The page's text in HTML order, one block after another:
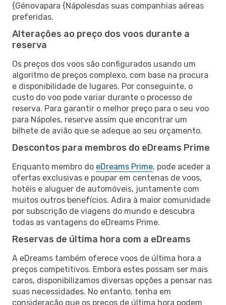
{Génovapara {Nápolesdas suas companhias aéreas
preferidas.
Alterações ao preço dos voos durante a
reserva
Os preços dos voos são configurados usando um
algoritmo de preços complexo, com base na procura
e disponibilidade de lugares. Por conseguinte, o
custo do voo pode variar durante o processo de
reserva. Para garantir o melhor preço para o seu voo
para Nápoles, reserve assim que encontrar um
bilhete de avião que se adeque ao seu orçamento.
Descontos para membros do eDreams Prime
Enquanto membro do eDreams Prime, pode aceder a
ofertas exclusivas e poupar em centenas de voos,
hotéis e aluguer de automóveis, juntamente com
muitos outros benefícios. Adira à maior comunidade
por subscrição de viagens do mundo e descubra
todas as vantagens do eDreams Prime.
Reservas de última hora com a eDreams
A eDreams também oferece voos de última hora a
preços competitivos. Embora estes possam ser mais
caros, disponibilizamos diversas opções a pensar nas
suas necessidades. No entanto, tenha em
consideração que os preços de última hora podem